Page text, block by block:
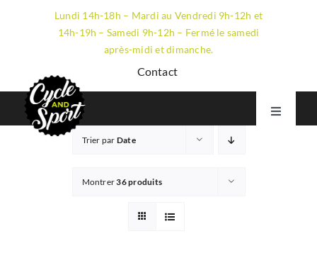
Lundi 14h-18h – Mardi au Vendredi 9h-12h et
14h-19h – Samedi 9h-12h – Fermé le samedi
après-midi et dimanche.
Contact
Toggle
Trier par Date
Montrer36 produits